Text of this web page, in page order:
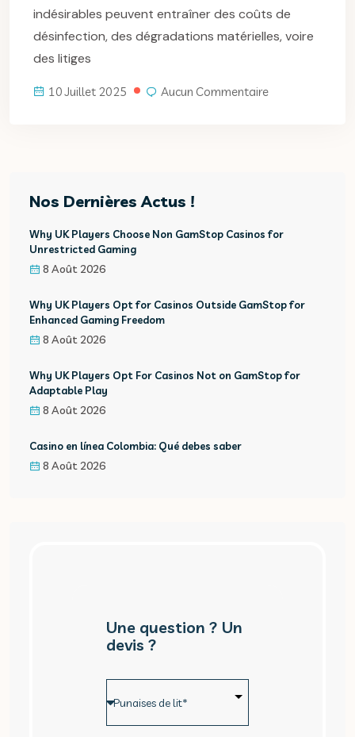
indésirables peuvent entraîner des coûts de
désinfection, des dégradations matérielles, voire
des litiges
10 Juillet 2025 Aucun Commentaire
Nos Dernières Actus !
Why UK Players Choose Non GamStop Casinos for
Unrestricted Gaming
8 Août 2026
Why UK Players Opt for Casinos Outside GamStop for
Enhanced Gaming Freedom
8 Août 2026
Why UK Players Opt For Casinos Not on GamStop for
Adaptable Play
8 Août 2026
Casino en línea Colombia: Qué debes saber
8 Août 2026
Une question ? Un
devis ?